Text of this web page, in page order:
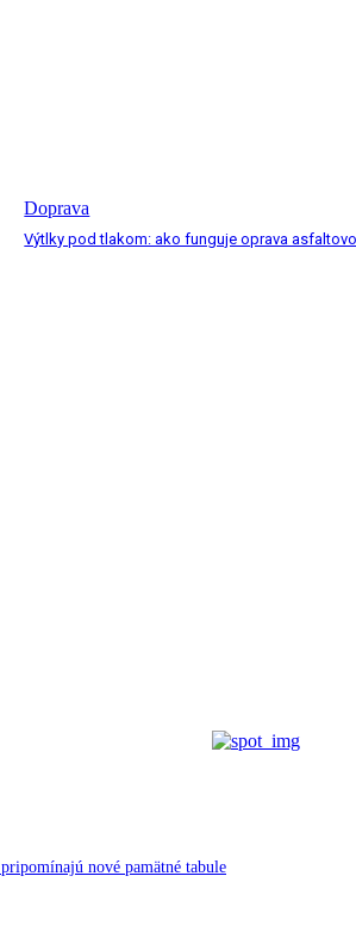
Doprava
Výtlky pod tlakom: ako funguje oprava
nové pamätné tabule